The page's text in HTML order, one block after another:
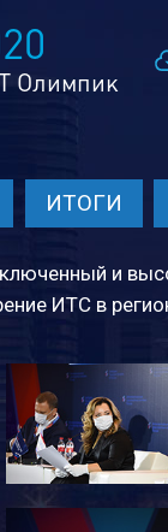
Олимпик
ИТОГИ
и
ИТС в